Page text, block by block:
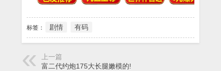
标签： 剧情 有码
上一篇
富二代约炮175大长腿嫩模的!